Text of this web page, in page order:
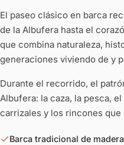
El paseo clásico en barca
de la Albufera hasta el
que combina naturaleza,
generaciones viviendo de y
Durante el recorrido, el
Albufera: la caza, la pesca,
carrizales y los rincones
Barca tradicional de